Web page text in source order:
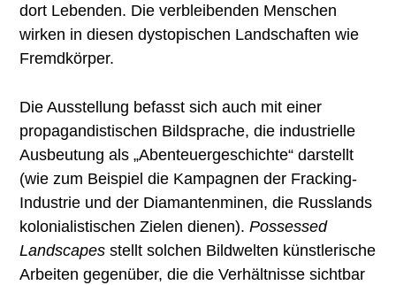
dort Lebenden. Die verbleibenden Menschen
wirken in diesen dystopischen Landschaften wie
Fremdkörper.
Die Ausstellung befasst sich auch mit einer
propagandistischen Bildsprache, die industrielle
Ausbeutung als „Abenteuergeschichte“ darstellt
(wie zum Beispiel die Kampagnen der Fracking-
Industrie und der Diamantenminen, die Russlands
kolonialistischen Zielen dienen).Possessed
Landscapes stellt solchen Bildwelten künstlerische
Arbeiten gegenüber, die die Verhältnisse sichtbar